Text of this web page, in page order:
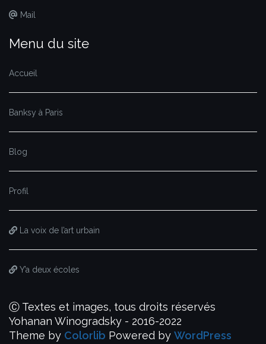
Mail
Menu du site
Accueil
Banksy à Paris
Blog
Profil
La voix de l’art urbain
Y’a deux écoles
Ⓒ Textes et images, tous droits réservés
Yohanan Winogradsky - 2016-2022
Theme by Colorlib Powered by WordPress